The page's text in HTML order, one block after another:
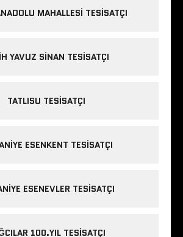
MAHALLESI TESISATÇI
YAVUZ SINAN TESISATÇI
TATLISU TESISATÇI
ESENKENT TESISATÇI
ESENEVLER TESISATÇI
100.YIL TESISATÇI